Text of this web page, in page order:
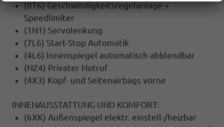
(8T6) Geschwindigkeitsregelanlage +
Speedlimiter
(1N1) Servolenkung
(7L6) Start-Stop Automatik
(4L6) Innenspiegel automatisch abblendbar
(NZ4) Privater Notruf
(4X3) Kopf- und Seitenairbags vorne
INNENAUSSTATTUNG UND KOMFORT:
(6XK) Außenspiegel elektr. einstell-/heizbar